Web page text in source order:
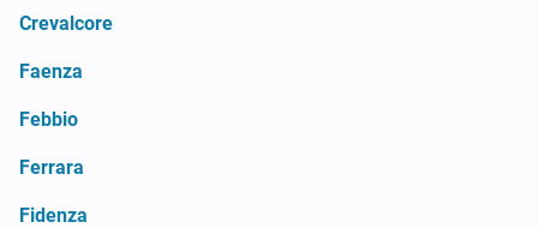
Crevalcore
Faenza
Febbio
Ferrara
Fidenza